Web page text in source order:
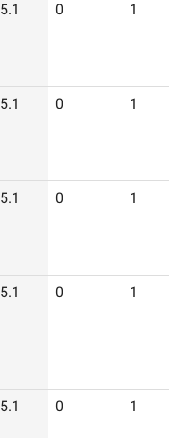
5.1 0 1
5.1 0 1
5.1 0 1
5.1 0 1
5.1 0 1